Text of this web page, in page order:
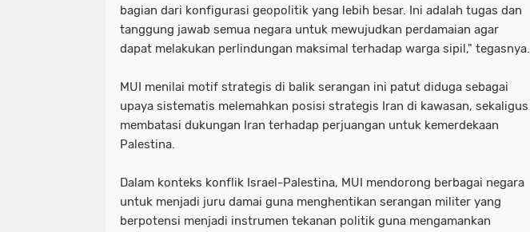
bagian dari konfigurasi geopolitik yang lebih besar. Ini adalah tugas dan
tanggung jawab semua negara untuk mewujudkan perdamaian agar
dapat melakukan perlindungan maksimal terhadap warga sipil," tegasnya.
MUI menilai motif strategis di balik serangan ini patut diduga sebagai
upaya sistematis melemahkan posisi strategis Iran di kawasan, sekaligus
membatasi dukungan Iran terhadap perjuangan untuk kemerdekaan
Palestina.
Dalam konteks konflik Israel-Palestina, MUI mendorong berbagai negara
untuk menjadi juru damai guna menghentikan serangan militer yang
berpotensi menjadi instrumen tekanan politik guna mengamankan